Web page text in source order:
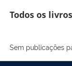
Todos os livros
Sem publicações